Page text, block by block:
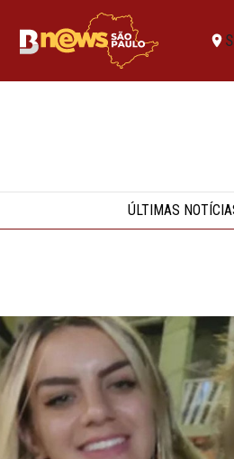
ÚLTIMAS